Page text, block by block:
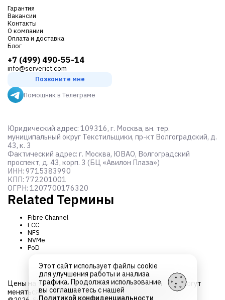
Этот сайт использует файлы cookie
для улучшения работы и анализа
трафика. Продолжая использование,
вы соглашаетесь с нашей
Политикой конфиденциальности
Гарантия
Вакансии
Контакты
О компании
Оплата и доставка
Блог
+7 (499) 490-55-14
info@serverict.com
Позвоните мне
Помощник в Телеграме
Юридический адрес: 109316, г. Москва, вн. тер.
муниципальный округ Текстильщики, пр-кт Волгоградский, д.
43, к. 3
Фактический адрес: г. Москва, ЮВАО, Волгоградский
проспект, д. 43, корп. 3 (БЦ «Авилон Плаза»)
ИНН: 9715383990
КПП: 772201001
ОГРН: 1207700176320
Related Термины
Fibre Channel
ECC
NFS
NVMe
PoD
Цены на товары не являютсяпубличной офертойи могут
меняться в зависимости от курса валют